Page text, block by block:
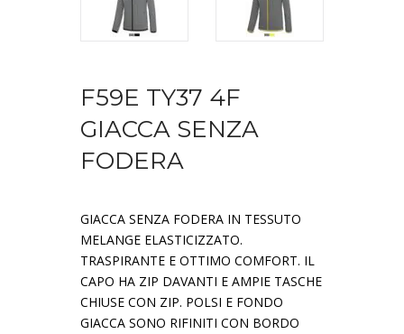
F59E TY37 4F
GIACCA SENZA
FODERA
GIACCA SENZA FODERA IN TESSUTO
MELANGE ELASTICIZZATO.
TRASPIRANTE E OTTIMO COMFORT. IL
CAPO HA ZIP DAVANTI E AMPIE TASCHE
CHIUSE CON ZIP. POLSI E FONDO
GIACCA SONO RIFINITI CON BORDO